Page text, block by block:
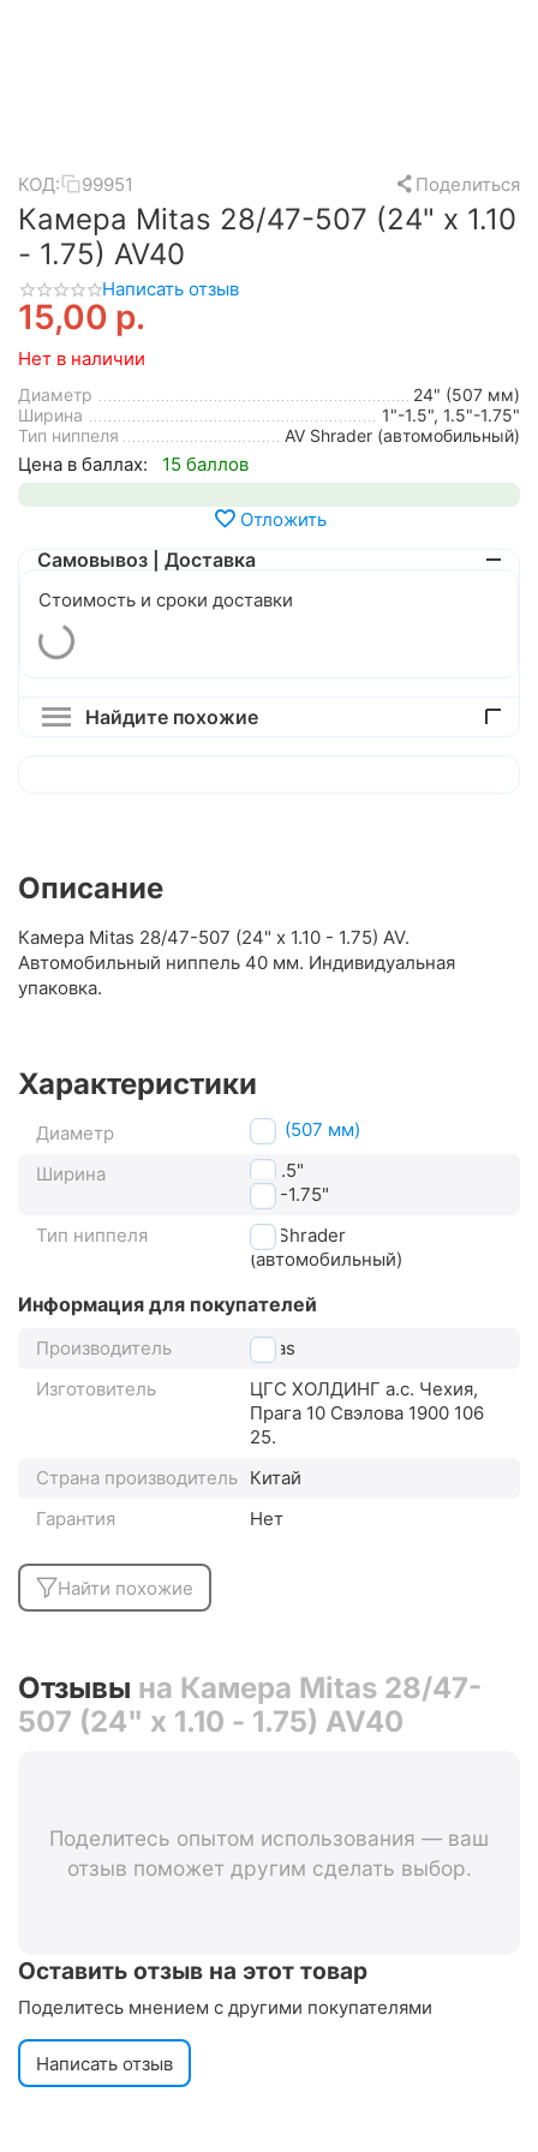
КОД: 99951 Поделиться
Камера Mitas 28/47-507 (24" x 1.10
- 1.75) AV40
Написать отзыв
15,00 р.
Нет в наличии
Диаметр
24" (507 мм)
Ширина
1"-1.5", 1.5"-1.75"
Тип ниппеля
AV Shrader (автомобильный)
Цена в баллах: 15 баллов
Отложить
Самовывоз | Доставка
Стоимость и сроки доставки
Найдите похожие
Описание
Камера Mitas 28/47-507 (24" x 1.10 - 1.75) AV.
Автомобильный ниппель 40 мм. Индивидуальная
упаковка.
Характеристики
Диаметр
24" (507 мм)
Ширина
1"-1.5"
1.5"-1.75"
Тип ниппеля
AV Shrader
(автомобильный)
Информация для покупателей
Производитель
Mitas
Изготовитель
ЦГС ХОЛДИНГ а.с. Чехия,
Прага 10 Свэлова 1900 106
25.
Страна производитель Китай
Гарантия
Нет
Найти похожие
Отзывы на Камера Mitas 28/47-
507 (24" x 1.10 - 1.75) AV40
Поделитесь опытом использования — ваш
отзыв поможет другим сделать выбор.
Оставить отзыв на этот товар
Поделитесь мнением с другими покупателями
Написать отзыв